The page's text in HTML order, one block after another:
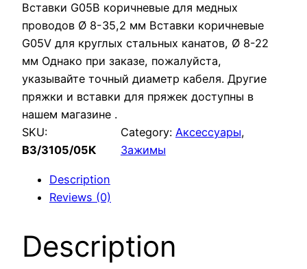
Вставки G05B коричневые для медных
проводов Ø 8-35,2 мм Вставки коричневые
G05V для круглых стальных канатов, Ø 8-22
мм Однако при заказе, пожалуйста,
указывайте точный диаметр кабеля. Другие
пряжки и вставки для пряжек доступны в
нашем магазине .
SKU:
ВЗ/3105/05К
Category: Аксессуары
Зажимы
Description
Reviews (0)
Description